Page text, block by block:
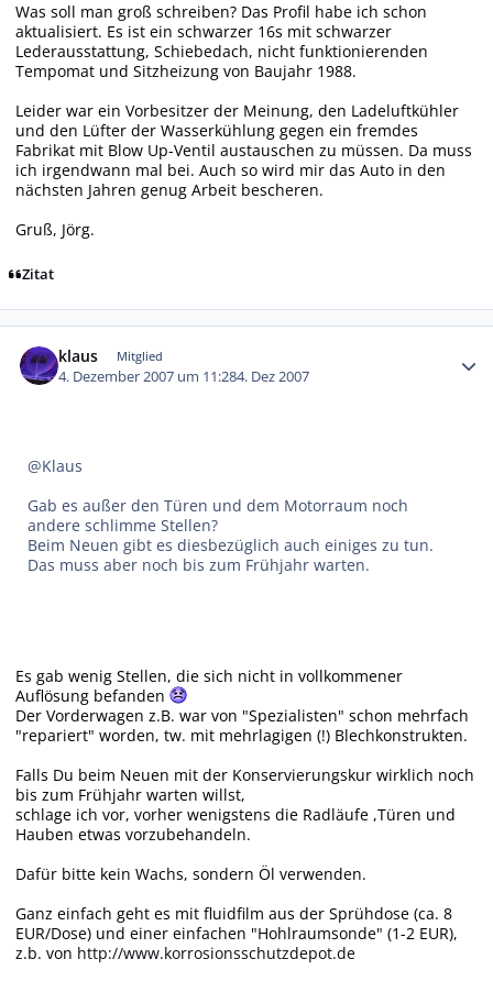
Was soll man groß schreiben? Das Profil habe ich schon
aktualisiert. Es ist ein schwarzer 16s mit schwarzer
Lederausstattung, Schiebedach, nicht funktionierenden
Tempomat und Sitzheizung von Baujahr 1988.
Leider war ein Vorbesitzer der Meinung, den Ladeluftkühler
und den Lüfter der Wasserkühlung gegen ein fremdes
Fabrikat mit Blow Up-Ventil austauschen zu müssen. Da muss
ich irgendwann mal bei. Auch so wird mir das Auto in den
nächsten Jahren genug Arbeit bescheren.
Gruß, Jörg.
Zitat
klaus Mitglied
4. Dezember 2007 um 11:284. Dez 2007
@Klaus
Gab es außer den Türen und dem Motorraum noch
andere schlimme Stellen?
Beim Neuen gibt es diesbezüglich auch einiges zu tun.
Das muss aber noch bis zum Frühjahr warten.
Es gab wenig Stellen, die sich nicht in vollkommener
Auflösung befanden
Der Vorderwagen z.B. war von "Spezialisten" schon mehrfach
"repariert" worden, tw. mit mehrlagigen (!) Blechkonstrukten.
Falls Du beim Neuen mit der Konservierungskur wirklich noch
bis zum Frühjahr warten willst,
schlage ich vor, vorher wenigstens die Radläufe ,Türen und
Hauben etwas vorzubehandeln.
Dafür bitte kein Wachs, sondern Öl verwenden.
Ganz einfach geht es mit fluidfilm aus der Sprühdose (ca. 8
EUR/Dose) und einer einfachen "Hohlraumsonde" (1-2 EUR),
z.b. von http://www.korrosionsschutzdepot.de